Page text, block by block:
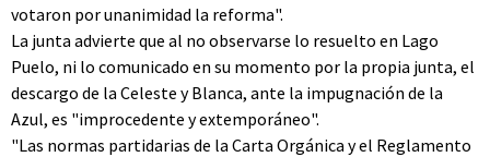
votaron por unanimidad la reforma".
La junta advierte que al no observarse lo resuelto en Lago
Puelo, ni lo comunicado en su momento por la propia junta, el
descargo de la Celeste y Blanca, ante la impugnación de la
Azul, es "improcedente y extemporáneo".
"Las normas partidarias de la Carta Orgánica y el Reglamento